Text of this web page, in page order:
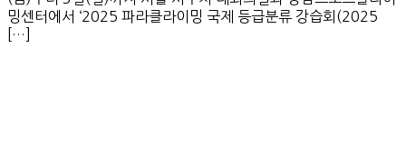
밍센터에서 ‘2025 파라클라이밍 국제 등급분류 강습회(2025
[…]